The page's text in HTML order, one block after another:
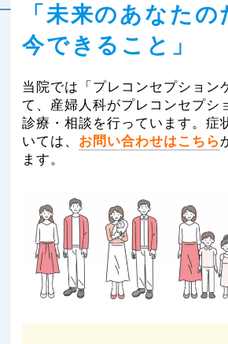
「未来のあなた
今できること」
当院では「プレコンセプション
て、産婦人科がプレコンセプシ
診療・相談を行っています。症
いては、 お問い合わせはこちら
ます。